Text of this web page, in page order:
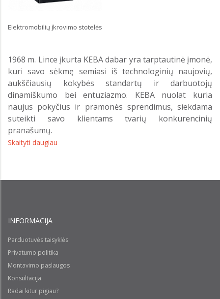
Elektromobilių įkrovimo stotelės
1968 m. Lince įkurta KEBA dabar yra tarptautinė įmonė,
kuri savo sėkmę semiasi iš technologinių naujovių,
aukščiausių kokybės standartų ir darbuotojų
dinamiškumo bei entuziazmo. KEBA nuolat kuria
naujus pokyčius ir pramonės sprendimus, siekdama
suteikti savo klientams tvarių konkurencinių
pranašumų.
Skaityti daugiau
INFORMACIJA
Parduotuvės taisyklės
Privatumo politika
Montavimo paslaugos
Konsultacija
Radai kitur pigiau?